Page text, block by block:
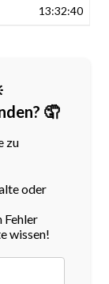
13:32:40
🤦
zu
oder
Fehler
wissen!